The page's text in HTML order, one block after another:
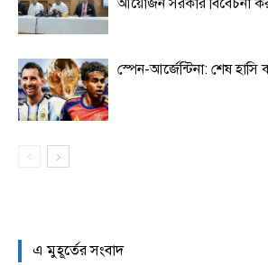
স্পেন-আর্জেন্টিনা: শেষ হাসি
এ মুহূর্তের সংবাদ